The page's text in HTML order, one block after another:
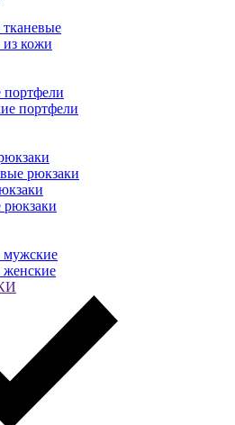
кожи
портфели
рюкзаки
мужские